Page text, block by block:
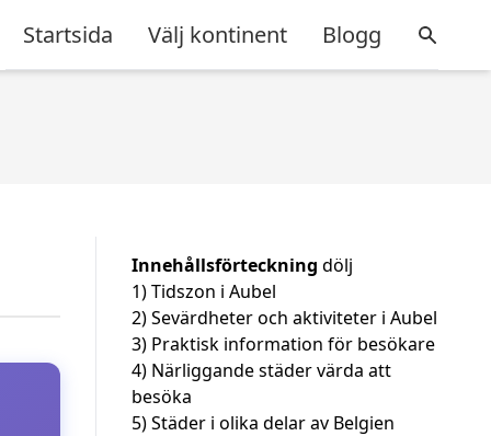
Startsida Välj kontinent Blogg
Innehållsförteckning dölj
1)Tidszon i Aubel
2)Sevärdheter och aktiviteter i Aubel
3) Praktisk information för besökare
4) Närliggande städer värda att
besöka
5)Städer i olika delar av Belgien